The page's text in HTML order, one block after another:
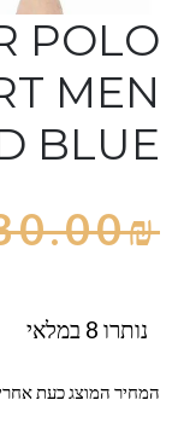
POLO
MEN
BLUE
₪
נותרו 8 במלאי
המחיר המוצג כעת